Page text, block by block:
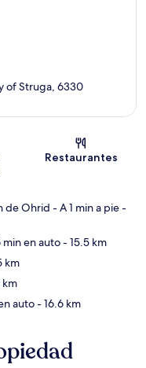
del mapa
of Struga, 6330
Restaurantes
de Ohrid - A 1 min a pie-
min en auto- 15.5 km
km
km
auto- 16.6 km